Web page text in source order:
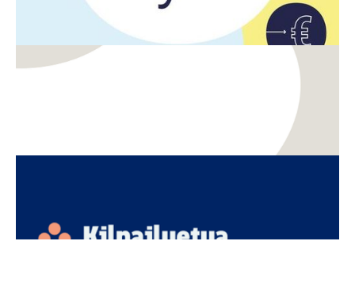
Suomen seuraava kilpailuetu